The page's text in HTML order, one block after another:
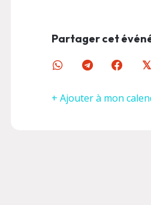
Partager cet
𝕏
+ Ajouter à mon